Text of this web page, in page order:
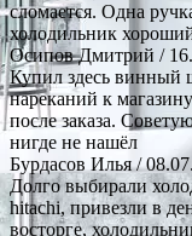
сломается. Одна
холодильник
Осипов Дмитрий /
Купил здесь винный
нареканий к
после заказа.
нигде не нашёл
Бурдасов Илья/
Долго выбирали
hitachi, привезли в
восторге,